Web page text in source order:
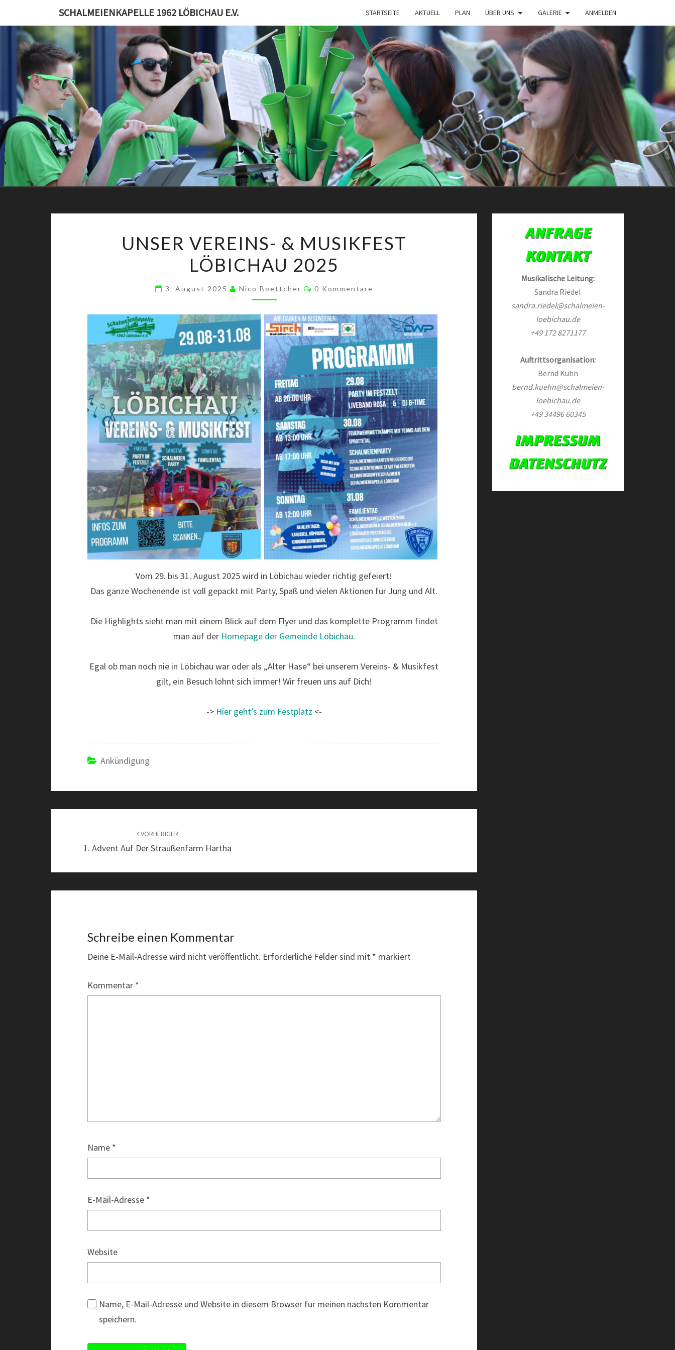
content
SCHALMEIENKAPELLE 1962 LÖBICHAU E.V. STARTSEITE AKTUELL PLAN ÜBER UNS GALERIE ANMELDEN
1962 LÖBICHAU
Mit
Uns
Macht
Musik
Richtig
Spaß!
VEREINS-
&
MUSIKFEST
LÖBICHAU
UNSER VEREINS- & MUSIKFEST
LÖBICHAU 2025
3. August 2025 Nico Boettcher Kommentare
0 Kommentare
Vom 29. bis 31. August 2025 wird in Löbichau wieder richtig gefeiert!
Das ganze Wochenende ist voll gepackt mit Party, Spaß und vielen Aktionen für Jung und Alt.
Die Highlights sieht man mit einem Blick auf dem Flyer und das komplette Programm findet
man auf der Homepage der Gemeinde Löbichau.
Egal ob man noch nie in Löbichau war oder als „Alter Hase“ bei unserem Vereins- & Musikfest
gilt, ein Besuch lohnt sich immer! Wir freuen uns auf Dich!
-> Hier geht’s zum Festplatz <-
Ankündigung
VORHERIGER
1. Advent Auf Der Straußenfarm Hartha
Schreibe einen Kommentar
Deine E-Mail-Adresse wird nicht veröffentlicht. Erforderliche Felder sind mit * markiert
Kommentar *
Name *
E-Mail-Adresse *
Website
Name, E-Mail-Adresse und Website in diesem Browser für meinen nächsten Kommentar
speichern.
Musikalische Leitung:
Sandra Riedel
sandra.riedel@schalmeien-
loebichau.de
+49 172 8271177
Auftrittsorganisation:
Bernd Kühn
bernd.kuehn@schalmeien-
loebichau.de
+49 34496 60345